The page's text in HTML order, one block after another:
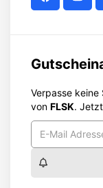
Verpasse
von FLSK.